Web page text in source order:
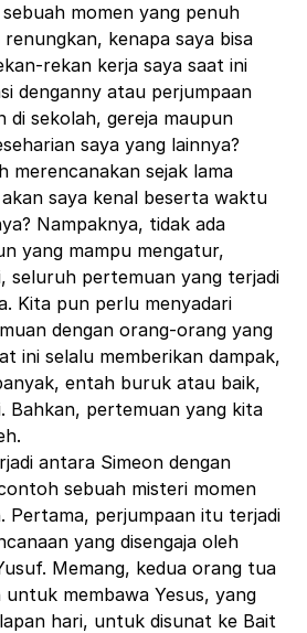
momen yang penuh
kenapa saya bisa
rekan kerja saya saat ini
denganny atau perjumpaan
di sekolah, gereja maupun
saya yang lainnya?
merencanakan sejak lama
saya kenal beserta waktu
Nampaknya, tidak ada
yang mampu mengatur,
seluruh pertemuan yang terjadi
Kita pun perlu menyadari
dengan orang-orang yang
ini selalu memberikan dampak,
entah buruk atau baik,
Bahkan, pertemuan yang kita
antara Simeon dengan
sebuah misteri momen
Pertama, perjumpaan itu terjadi
yang disengaja oleh
Memang, kedua orang tua
untuk membawa Yesus, yang
hari, untuk disunat ke Bait